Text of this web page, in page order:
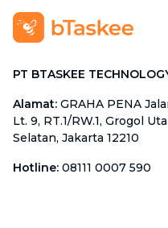
PT BTASKEE
Alamat: GRAHA PENA
Lt. 9, RT.1/RW.1, Grogol
Selatan, Jakarta 12210
Hotline: 08111 0007 590